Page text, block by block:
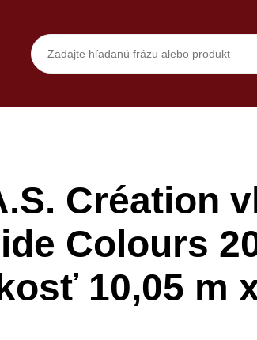
Création
Colours
10,05 m